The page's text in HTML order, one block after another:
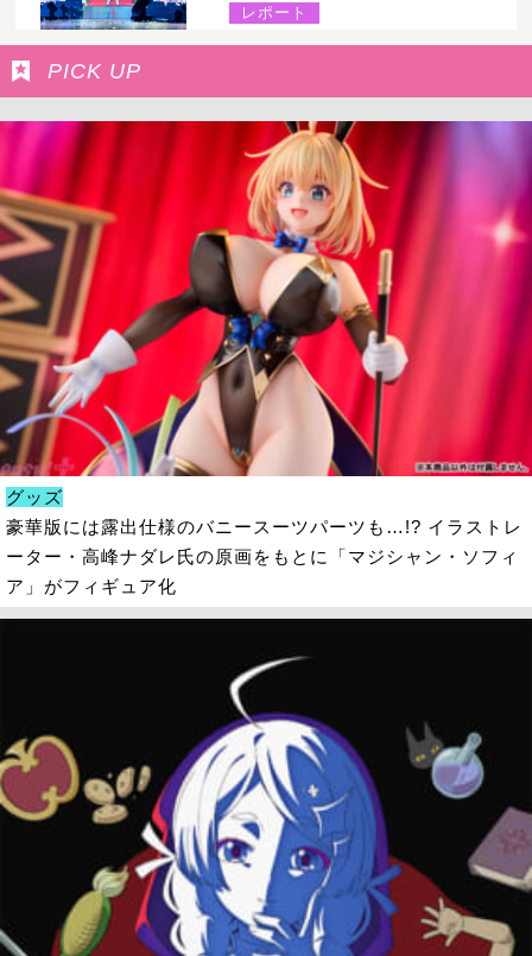
レポート
PICK UP
グッズ
豪華版には露出仕様のバニースーツパーツも…!? イラストレ
ーター・高峰ナダレ氏の原画をもとに「マジシャン・ソフィ
ア」がフィギュア化